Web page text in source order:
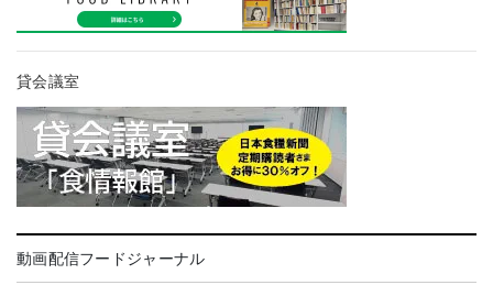
貸会議室
動画配信フードジャーナル